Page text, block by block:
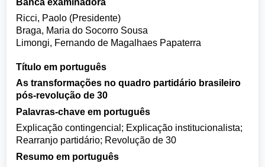
Ricci, Paolo (Presidente)
Braga, Maria do Socorro Sousa
Limongi, Fernando de Magalhaes Papaterra
Título em português
As transformações no quadro partidário brasileiro
pós-revolução de 30
Palavras-chave em português
Explicação contingencial; Explicação institucionalista;
Rearranjo partidário; Revolução de 30
Resumo em português